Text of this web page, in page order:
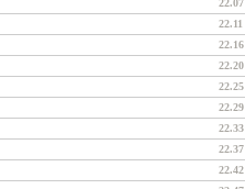
22.07
22.11
22.16
22.20
22.25
22.29
22.33
22.37
22.42